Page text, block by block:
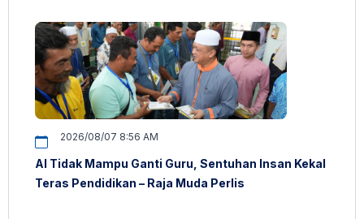
2026/08/07 8:56 AM
AI Tidak Mampu Ganti Guru, Sentuhan Insan Kekal
Teras Pendidikan – Raja Muda Perlis